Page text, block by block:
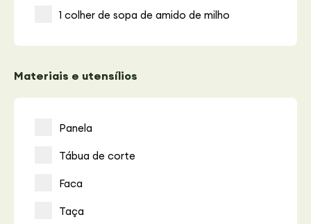
1 colher de sopa de amido de milho
Materiais e utensílios
Panela
Tábua de corte
Faca
Taça